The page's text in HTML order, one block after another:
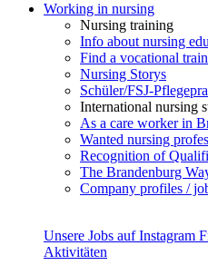
Working in nursing
Nursing training
Info about nursing
Find a vocational
Nursing Storys
Schüler/FSJ-
International nursing
As a care worker in
Wanted nursing
Recognition of
The Brandenburg
Company profiles /
Unsere Jobs auf Instagram
Aktivitäten